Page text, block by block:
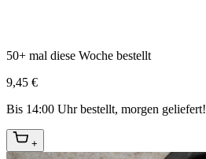
50+ mal diese Woche bestellt
9,45 €
Bis 14:00 Uhr bestellt, morgen geliefert!
+